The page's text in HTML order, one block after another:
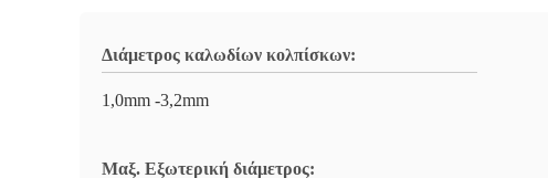
Διάμετρος καλωδίων κολπίσκων:
1,0mm -3,2mm
Μαξ. Εξωτερική διάμετρος: